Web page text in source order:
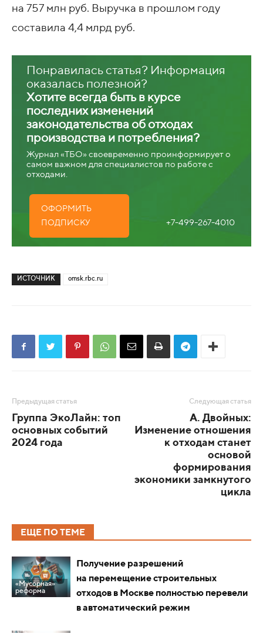
на 757 млн руб. Выручка в прошлом году
составила 4,4 млрд руб.
Понравилась статья? Информация
оказалась полезной?
Хотите всегда быть в курсе
последних изменений
законодательства об отходах
производства и потребления?
Журнал «ТБО» своевременно проинформирует о
самом важном для специалистов по работе с
отходами.
ОФОРМИТЬ
ПОДПИСКУ
+7-499-267-4010
ИСТОЧНИК omsk.rbc.ru
Предыдущая статья
Группа ЭкоЛайн: топ
основных событий
2024 года
Следующая статья
А. Двойных:
Изменение отношения
к отходам станет
основой
формирования
экономики замкнутого
цикла
ЕЩЕ ПО ТЕМЕ
«Мусорная»
реформа
Получение разрешений
на перемещение строительных
отходов в Москве полностью перевели
в автоматический режим